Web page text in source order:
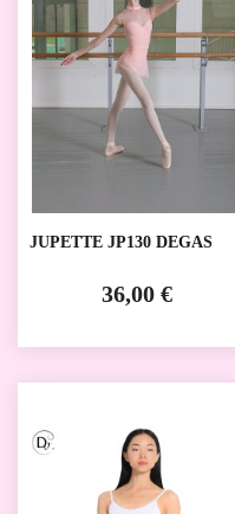
JUPETTE JP130 DEGAS
36,00 €